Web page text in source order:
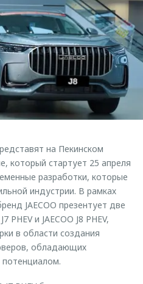
поддержка
на Пекинском
который стартует 25 апреля
разработки, которые
индустрии. В рамках
JAECOO презентует две
PHEV и JAECOO J8 PHEV,
в области создания
обладающих